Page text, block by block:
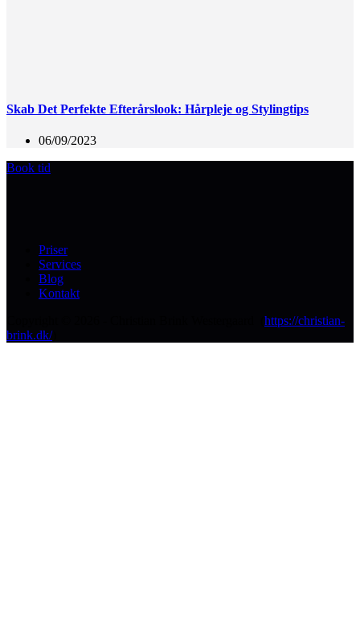
Skab Det Perfekte Efterårslook: Hårpleje og Stylingtips
06/09/2023
Book tid
Priser
Services
Blog
Kontakt
https://christian-
brink.dk/)